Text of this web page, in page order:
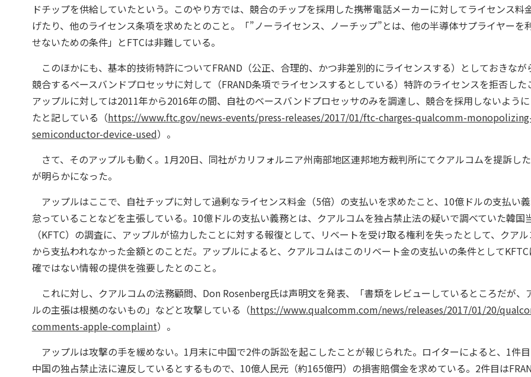
ドチップを供給していたという。このやり方では、競合のチップを採用した携帯電話メーカーに対してライセンス料
げたり、他のライセンス条項を求めたとのこと。「”ノーライセンス、ノーチップ”とは、他の半導体サプライヤーを
せないための条件」とFTCは非難している。
このほかにも、基本的技術特許についてFRAND（公正、合理的、かつ非差別的にライセンスする）としておきなが
競合するベースバンドプロセッサに対して（FRAND条項でライセンスするとしている）特許のライセンスを拒否した
アップルに対しては2011年から2016年の間、自社のベースバンドプロセッサのみを調達し、競合を採用しないよう
たと記している（https://www.ftc.gov/news-events/press-releases/2017/01/ftc-charges-qualcomm-
semiconductor-device-used）。
さて、そのアップルも動く。1月20日、同社がカリフォルニア州南部地区連邦地方裁判所にてクアルコムを提訴し
が明らかになった。
アップルはここで、自社チップに対して過剰なライセンス料金（5倍）の支払いを求めたこと、10億ドルの支払い
怠っていることなどを主張している。10億ドルの支払い義務とは、クアルコムを独占禁止法の疑いで調べていた韓国
（KFTC）の調査に、アップルが協力したことに対する報復として、リベートを受け取る権利を失ったとして、クア
から支払われなかった金額とのことだ。アップルによると、クアルコムはこのリベート金の支払いの条件としてKFTC
確ではない情報の提供を強要したとのこと。
これに対し、クアルコムの法務顧問、Don Rosenberg氏は声明文を発表、「書類をレビューしているところだが、
ルの主張は根拠のないもの」などと攻撃している（https://www.qualcomm.com/news/releases/2017/01/20/
comments-apple-complaint）。
アップルは攻撃の手を緩めない。1月末に中国で2件の訴訟を起こしたことが報じられた。ロイターによると、1件目
中国の独占禁止法に違反しているとするもので、10億人民元（約165億円）の損害賠償金を求めている。2件目は